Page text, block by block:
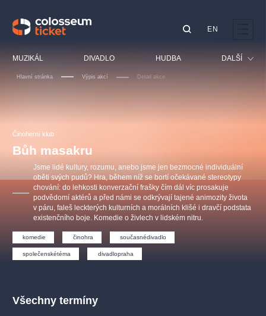
MUZIKÁL DIVADLO HUDBA DALŠÍ
Sport
Ostatní
EN
Hlavní stránka Výpis akcí Detail akce
Činoherní klub
Bůh masakru
Jsme lidé kultury, rozumu, anebo jsme jen bezmocné individuální
oběti svých pudů? Hra, během níž se bortí očekávané stereotypy
chování: do lehkosti konverzační frašky čím dál víc prosakuje
podvědomí aktérů a před námi se odkrývají tajené animozity života
v páru, faleš leckterých kulturních a morálních klišé i dravčí podstata
existenčního boje. Komedie o živlech v lidském nitru.
komedie činohra současnédivadlo
společenskétéma divadlopraha
Všechny termíny
OBYČEJNÁ HOLKA
Agentura 44, s.r.o.
Ostatní hledají
muzikálypraha
Nejnavštěvovanější